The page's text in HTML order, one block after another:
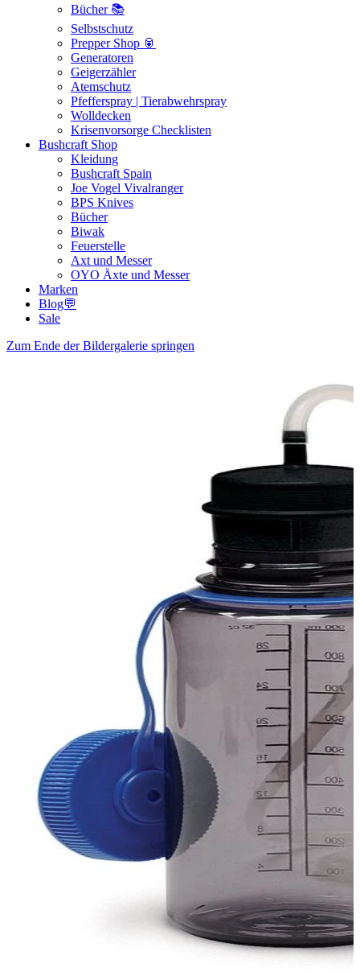
Bücher 📚
Selbstschutz
Prepper Shop 🥫
Generatoren
Geigerzähler
Atemschutz
Pfefferspray | Tierabwehrspray
Wolldecken
Krisenvorsorge Checklisten
Bushcraft Shop
Kleidung
Bushcraft Spain
Joe Vogel Vivalranger
BPS Knives
Bücher
Biwak
Feuerstelle
Axt und Messer
OYO Äxte und Messer
Marken
Blog💬
Sale
Zum Ende der Bildergalerie springen